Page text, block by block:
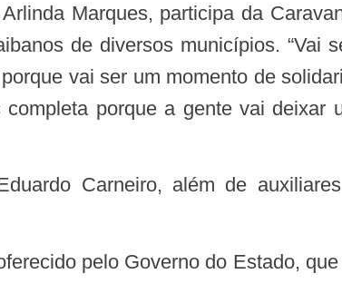
de diversos municípios. “Vai
vai ser um momento de
porque a gente vai deixar
pelo Governo do Estado,